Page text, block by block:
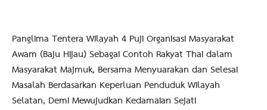
Panglima Tentera Wilayah 4 Puji Organisasi Masyarakat
Awam (Baju Hijau) Sebagai Contoh Rakyat Thai dalam
Masyarakat Majmuk, Bersama Menyuarakan dan Selesai
Masalah Berdasarkan Keperluan Penduduk Wilayah
Selatan, Demi Mewujudkan Kedamaian Sejati